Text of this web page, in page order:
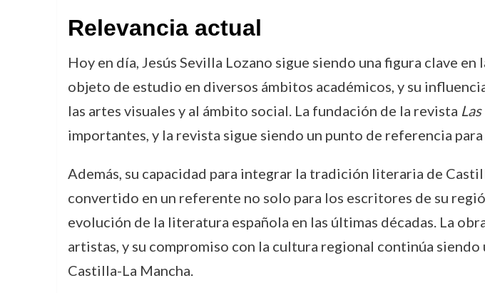
Relevancia actual
Hoy en día, Jesús Sevilla Lozano sigue siendo una figura clave
objeto de estudio en diversos ámbitos académicos, y su
las artes visuales y al ámbito social. La fundación de la revista
importantes, y la revista sigue siendo un punto de referencia
Además, su capacidad para integrar la tradición literaria de
convertido en un referente no solo para los escritores de su
evolución de la literatura española en las últimas décadas. La
artistas, y su compromiso con la cultura regional continúa
Castilla-La Mancha.